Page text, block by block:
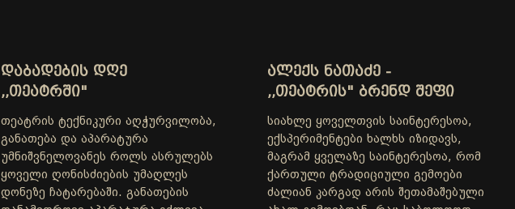
ᲓᲐᲑᲐᲓᲔᲑᲘᲡ ᲓᲦᲔ
,,ᲗᲔᲐᲢᲠᲨᲘ"
თეატრის ტექნიკური აღჭურვილობა,
განათება და აპარატურა
უმნიშვნელოვანეს როლს ასრულებს
ყოველი ღონისძიების უმაღლეს
დონეზე ჩატარებაში. განათების
ᲐᲚᲔᲥᲡ ᲜᲐᲗᲐᲫᲔ -
,,ᲗᲔᲐᲢᲠᲘᲡ" ᲑᲠᲔᲜᲓ ᲨᲔᲤᲘ
სიახლე ყოველთვის საინტერესოა,
ექსპერიმენტები ხალხს იზიდავს,
მაგრამ ყველაზე საინტერესოა, რომ
ქართული ტრადიციული გემოები
ძალიან კარგად არის შეთამაშებული